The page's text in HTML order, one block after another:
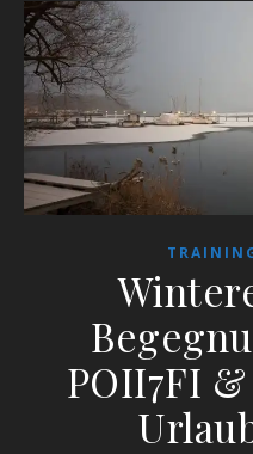
POII7FI